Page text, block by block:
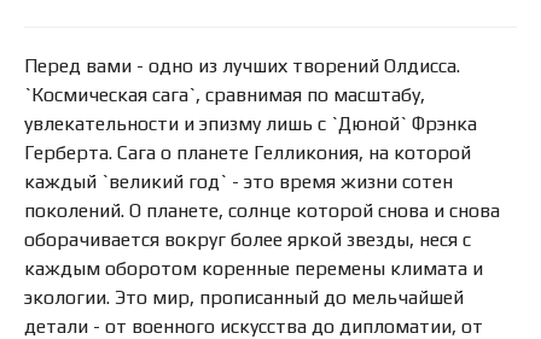
Перед вами - одно из лучших творений Олдисса.
`Космическая сага`, сравнимая по масштабу,
увлекательности и эпизму лишь с `Дюной` Фрэнка
Герберта. Сага о планете Гелликония, на которой
каждый `великий год` - это время жизни сотен
поколений. О планете, солнце которой снова и снова
оборачивается вокруг более яркой звезды, неся с
каждым оборотом коренные перемены климата и
экологии. Это мир, прописанный до мельчайшей
детали - от военного искусства до дипломатии, от